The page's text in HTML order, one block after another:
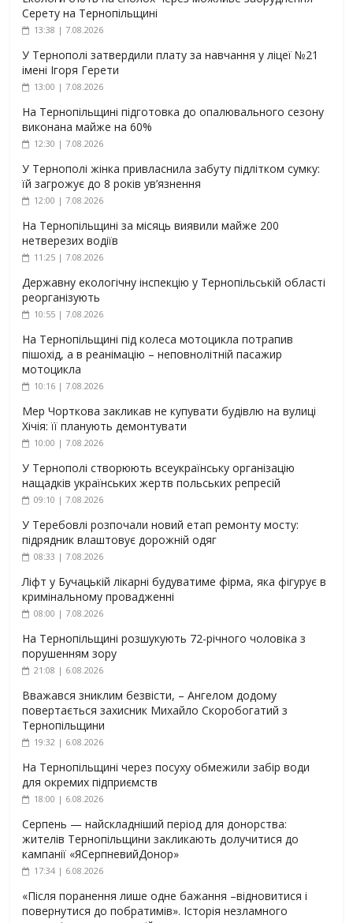
Серету на Тернопільщині
13:38 | 7.08.2026
У Тернополі затвердили плату за навчання у ліцеї №21
імені Ігоря Герети
13:00 | 7.08.2026
На Тернопільщині підготовка до опалювального сезону
виконана майже на 60%
12:30 | 7.08.2026
У Тернополі жінка привласнила забуту підлітком сумку:
їй загрожує до 8 років ув’язнення
12:00 | 7.08.2026
На Тернопільщині за місяць виявили майже 200
нетверезих водіїв
11:25 | 7.08.2026
Державну екологічну інспекцію у Тернопільській області
реорганізують
10:55 | 7.08.2026
На Тернопільщині під колеса мотоцикла потрапив
пішохід, а в реанімацію – неповнолітній пасажир
мотоцикла
10:16 | 7.08.2026
Мер Чорткова закликав не купувати будівлю на вулиці
Хічія: її планують демонтувати
10:00 | 7.08.2026
У Тернополі створюють всеукраїнську організацію
нащадків українських жертв польських репресій
09:10 | 7.08.2026
У Теребовлі розпочали новий етап ремонту мосту:
підрядник влаштовує дорожній одяг
08:33 | 7.08.2026
Ліфт у Бучацькій лікарні будуватиме фірма, яка фігурує в
кримінальному провадженні
08:00 | 7.08.2026
На Тернопільщині розшукують 72-річного чоловіка з
порушенням зору
21:08 | 6.08.2026
Вважався зниклим безвісти, – Ангелом додому
повертається захисник Михайло Скоробогатий з
Тернопільщини
19:32 | 6.08.2026
На Тернопільщині через посуху обмежили забір води
для окремих підприємств
18:00 | 6.08.2026
Серпень — найскладніший період для донорства:
жителів Тернопільщини закликають долучитися до
кампанії «ЯСерпневийДонор»
17:34 | 6.08.2026
«Після поранення лише одне бажання –відновитися і
повернутися до побратимів». Історія незламного